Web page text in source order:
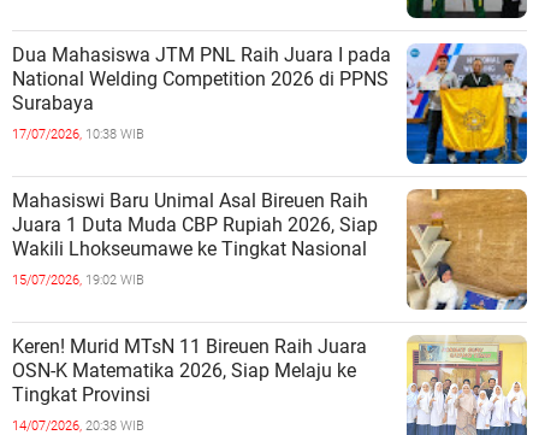
Dua Mahasiswa JTM PNL Raih Juara I pada
National Welding Competition 2026 di PPNS
Surabaya
17/07/2026, 10:38 WIB
Mahasiswi Baru Unimal Asal Bireuen Raih
Juara 1 Duta Muda CBP Rupiah 2026, Siap
Wakili Lhokseumawe ke Tingkat Nasional
15/07/2026, 19:02 WIB
Keren! Murid MTsN 11 Bireuen Raih Juara
OSN-K Matematika 2026, Siap Melaju ke
Tingkat Provinsi
14/07/2026, 20:38 WIB